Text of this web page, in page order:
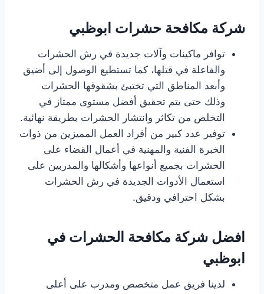
شركة مكافحة حشرات ابوظبي
توافر ماكينات وآلات جديدة في رش الحشرات
والفاعلة في قتلها، كما تستطيع الوصول إلى أضيق
وأبعد المناطق التي تختبئ بشقوقها الحشرات
وذلك حتى يتم تحقيق أفضل مستوى ممتاز في
التخلص من تكاثر وانتشار الحشرات بطريقة نهائية.
توفير عدد كبير من أفراد العمل المميزين من ذوات
الخبرة الفنية والمهنية في أعمال القضاء على
الحشرات بجميع أنواعها وأشكالها والمدربين على
استعمال الأدوات الجديدة في رش الحشرات
بشكل احترافي ودقيق.
افضل شركة مكافحة الحشرات في
ابوظبي
لدينا فريق عمل متخصص ومدرب على أعلى